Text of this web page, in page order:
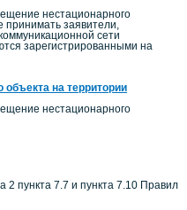
нестационарного
принимать заявители,
сети
зарегистрированными на
объекта на территории
нестационарного
пункта 7.7 и пункта 7.10 Правил